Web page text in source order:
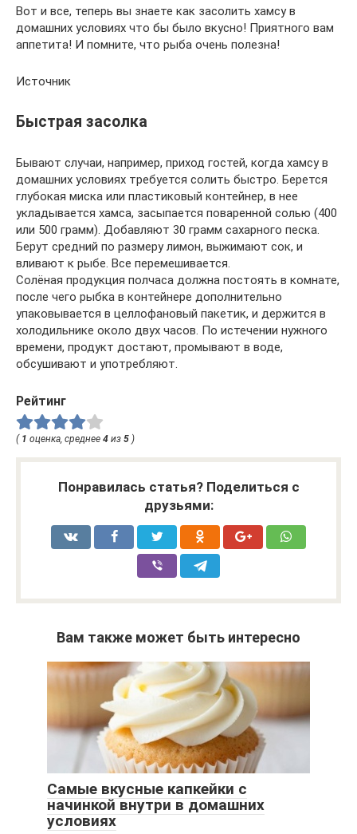
Вот и все, теперь вы знаете как засолить хамсу в
домашних условиях что бы было вкусно! Приятного вам
аппетита! И помните, что рыба очень полезна!
Источник
Быстрая засолка
Бывают случаи, например, приход гостей, когда хамсу в
домашних условиях требуется солить быстро. Берется
глубокая миска или пластиковый контейнер, в нее
укладывается хамса, засыпается поваренной солью (400
или 500 грамм). Добавляют 30 грамм сахарного песка.
Берут средний по размеру лимон, выжимают сок, и
вливают к рыбе. Все перемешивается.
Солёная продукция полчаса должна постоять в комнате,
после чего рыбка в контейнере дополнительно
упаковывается в целлофановый пакетик, и держится в
холодильнике около двух часов. По истечении нужного
времени, продукт достают, промывают в воде,
обсушивают и употребляют.
Рейтинг
( 1 оценка, среднее 4 из 5 )
Понравилась статья? Поделиться с
друзьями:
Вам также может быть интересно
Самые вкусные капкейки с
начинкой внутри в домашних
условиях